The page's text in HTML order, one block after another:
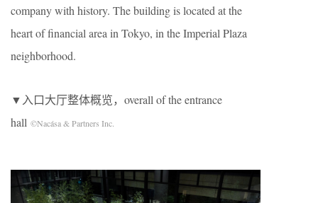
company with history. The building is located at the
heart of financial area in Tokyo, in the Imperial Plaza
neighborhood.
▼入口大厅整体概览，overall of the entrance
hall ©Nacása & Partners Inc.